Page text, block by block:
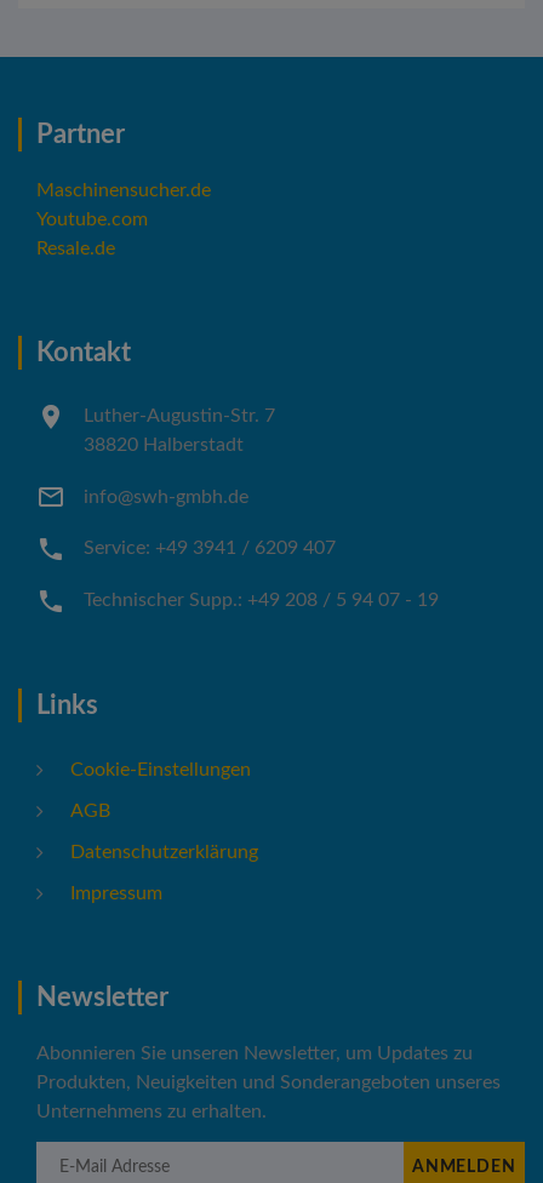
Partner
Maschinensucher.de
Youtube.com
Resale.de
Kontakt
Luther-Augustin-Str. 7
38820 Halberstadt
info@swh-gmbh.de
Service: +49 3941 / 6209 407
Technischer Supp.: +49 208 / 5 94 07 - 19
Links
Cookie-Einstellungen
AGB
Datenschutzerklärung
Impressum
Newsletter
Abonnieren Sie unseren Newsletter, um Updates zu
Produkten, Neuigkeiten und Sonderangeboten unseres
Unternehmens zu erhalten.
E-Mail Adresse ANMELDEN